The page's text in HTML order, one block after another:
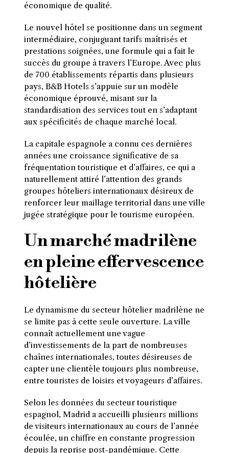
économique de qualité.
Le nouvel hôtel se positionne dans un segment
intermédiaire, conjuguant tarifs maîtrisés et
prestations soignées, une formule qui a fait le
succès du groupe à travers l’Europe. Avec plus
de 700 établissements répartis dans plusieurs
pays, B&B Hotels s’appuie sur un modèle
économique éprouvé, misant sur la
standardisation des services tout en s’adaptant
aux spécificités de chaque marché local.
La capitale espagnole a connu ces dernières
années une croissance significative de sa
fréquentation touristique et d’affaires, ce qui a
naturellement attiré l’attention des grands
groupes hôteliers internationaux désireux de
renforcer leur maillage territorial dans une ville
jugée stratégique pour le tourisme européen.
Un marché madrilène
en pleine effervescence
hôtelière
Le dynamisme du secteur hôtelier madrilène ne
se limite pas à cette seule ouverture. La ville
connaît actuellement une vague
d’investissements de la part de nombreuses
chaînes internationales, toutes désireuses de
capter une clientèle toujours plus nombreuse,
entre touristes de loisirs et voyageurs d’affaires.
Selon les données du secteur touristique
espagnol, Madrid a accueilli plusieurs millions
de visiteurs internationaux au cours de l’année
écoulée, un chiffre en constante progression
depuis la reprise post-pandémique. Cette